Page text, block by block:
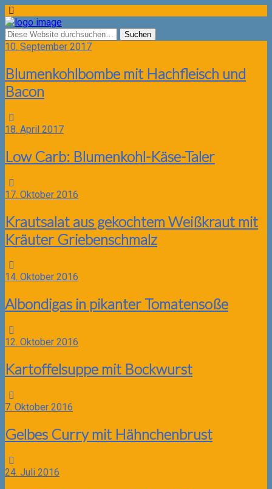
10. September 2017
Blumenkohlbombe mit Hachfleisch und
Bacon
18. April 2017
Low Carb: Blumenkohl-Käse-Taler
17. Oktober 2016
Krautsalat aus gekochtem Weißkraut mit
Kräuter Griebenschmalz
14. Oktober 2016
Albondigas in pikanter Tomatensoße
12. Oktober 2016
Kartoffelsuppe mit Bockwurst
7. Oktober 2016
Gelbes Curry mit Hähnchenbrust
24. Juli 2016